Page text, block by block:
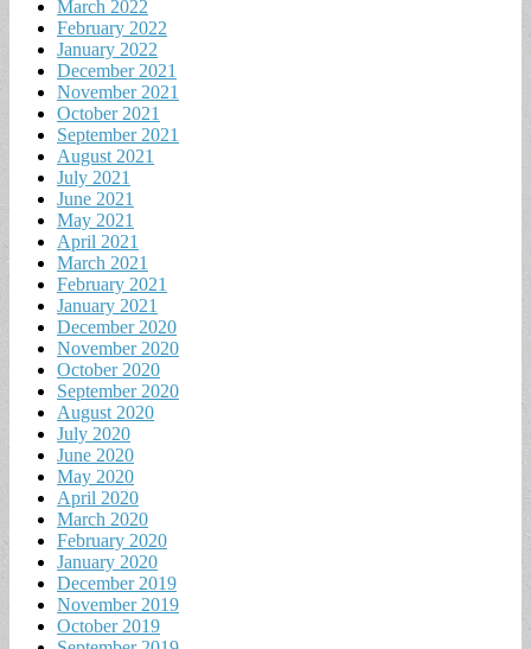
March 2022
February 2022
January 2022
December 2021
November 2021
October 2021
September 2021
August 2021
July 2021
June 2021
May 2021
April 2021
March 2021
February 2021
January 2021
December 2020
November 2020
October 2020
September 2020
August 2020
July 2020
June 2020
May 2020
April 2020
March 2020
February 2020
January 2020
December 2019
November 2019
October 2019